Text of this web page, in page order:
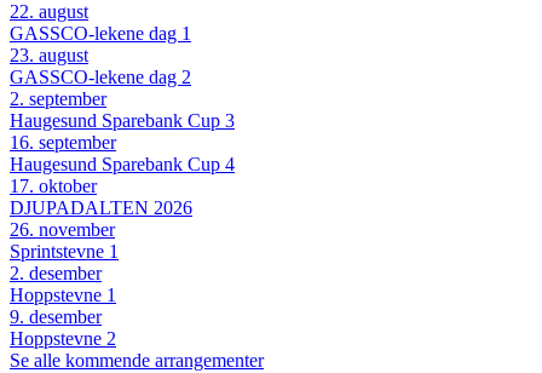
22. august
GASSCO-lekene dag 1
23. august
GASSCO-lekene dag 2
2. september
Haugesund Sparebank Cup 3
16. september
Haugesund Sparebank Cup 4
17. oktober
DJUPADALTEN 2026
26. november
Sprintstevne 1
2. desember
Hoppstevne 1
9. desember
Hoppstevne 2
Se alle kommende arrangementer